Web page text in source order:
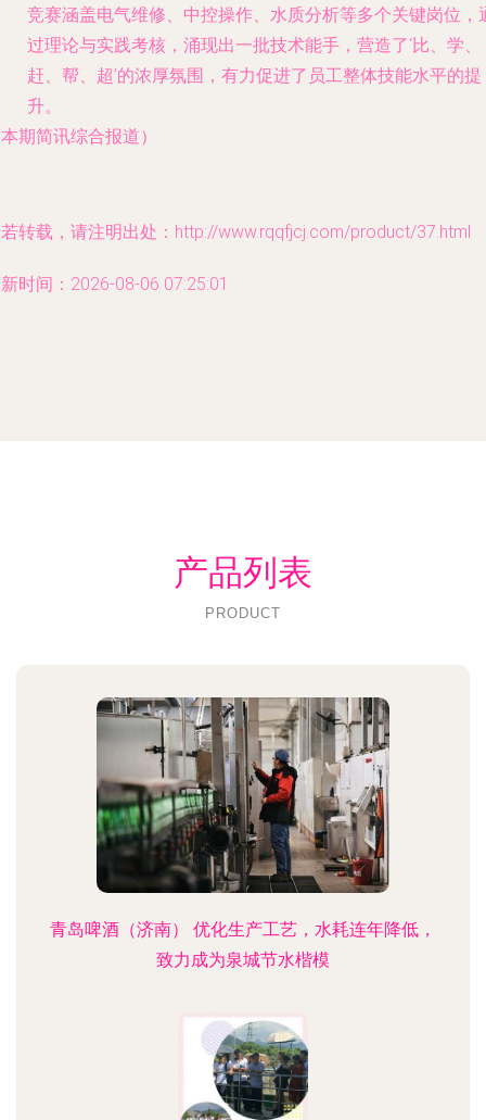
竞赛涵盖电气维修、中控操作、水质分析等多个关键岗位，
过理论与实践考核，涌现出一批技术能手，营造了‘比、学、
赶、帮、超’的浓厚氛围，有力促进了员工整体技能水平的提
升。
期简讯综合报道）
转载，请注明出处：http://www.rqqfjcj.com/product/37.html
时间：2026-08-06 07:25:01
产品列表
PRODUCT
青岛啤酒（济南） 优化生产工艺，水耗连年降低，
致力成为泉城节水楷模